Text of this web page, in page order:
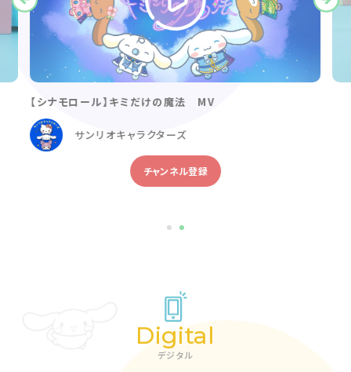
【シナモロール】キミだけの魔法 MV
サンリオキャラクターズ
チャンネル登録
Digital
デジタル